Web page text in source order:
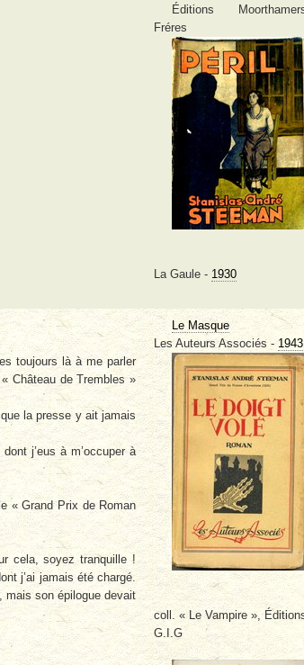
Éditions
Fréres
La Gaule - 1930
toujours là à me parler
Château de Trembles »
la presse y ait jamais
j’eus à m’occuper à
« Grand Prix de Roman
cela, soyez tranquille !
j’ai jamais été chargé.
mais son épilogue devait
Le Masque
Les Auteurs Associés - 1943
coll. « Le Vampire »,
G.I.G